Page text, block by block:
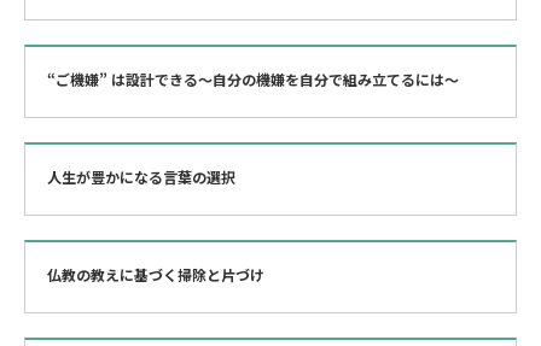
“ご機嫌” は設計できる～自分の機嫌を自分で組み立てるには～
人生が豊かになる言葉の選択
仏教の教えに基づく掃除と片づけ